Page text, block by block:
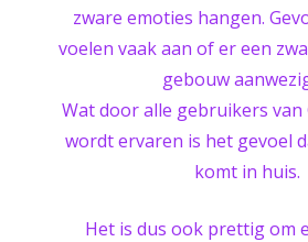
zware emoties hangen.
voelen vaak aan of er een
gebouw
Wat door alle gebruikers
wordt ervaren is het gevoel
komt in huis.
Het is dus ook prettig om